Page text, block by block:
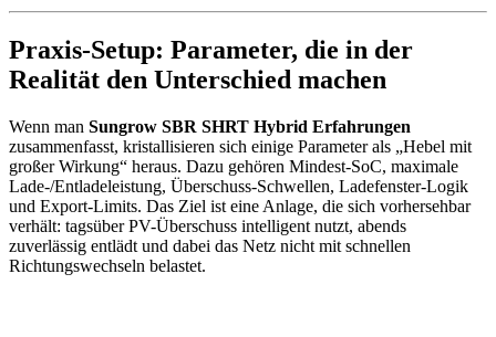
Praxis-Setup: Parameter, die in der
Realität den Unterschied machen
Wenn man Sungrow SBR SHRT Hybrid Erfahrungen
zusammenfasst, kristallisieren sich einige Parameter als „Hebel mit
großer Wirkung“ heraus. Dazu gehören Mindest-SoC, maximale
Lade-/Entladeleistung, Überschuss-Schwellen, Ladefenster-Logik
und Export-Limits. Das Ziel ist eine Anlage, die sich vorhersehbar
verhält: tagsüber PV-Überschuss intelligent nutzt, abends
zuverlässig entlädt und dabei das Netz nicht mit schnellen
Richtungswechseln belastet.